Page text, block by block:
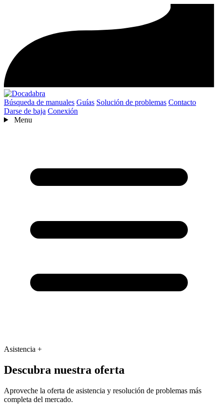
Búsqueda de manuales Guías Solución de problemas Contacto
Darse de baja Conexión
Menu
Asistencia +
Descubra nuestra oferta
Aproveche la oferta de asistencia y resolución de problemas más
completa del mercado.